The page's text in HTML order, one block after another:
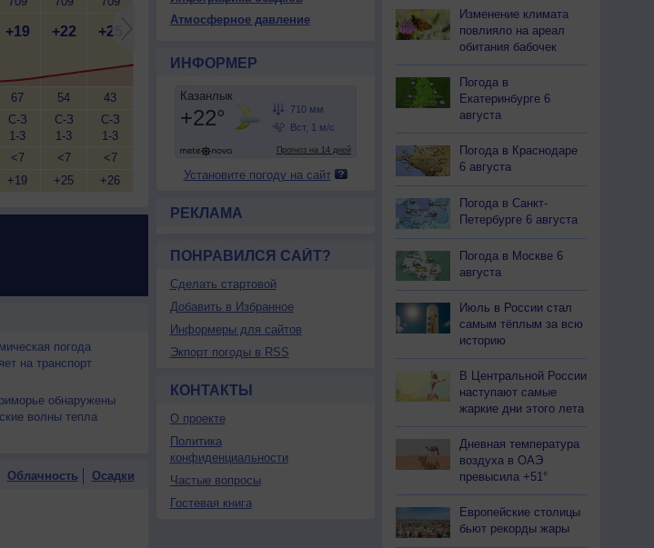
+19
67
С-З
1-3
<7
+19
+22
54
С-З
1-3
<7
+25
+25
43
С-З
1-3
<7
+26
+30
28
С-В
<7
+29
+31
С-В
+29
<7
+30
<7
+31
+32
+30
+31
22
<7
+30
+31
23
С
<7
+29
27
<7
+29
<7
погода
на транспорт
обнаружены
волны тепла
Облачность Осадки
Атмосферное давление
ИНФОРМЕР
Установите погоду на сайт
РЕКЛАМА
ПОНРАВИЛСЯ САЙТ?
Сделать стартовой
Добавить в Избранное
Информеры для сайтов
Экпорт погоды в RSS
КОНТАКТЫ
О проекте
Политика
конфиденциальности
Частые вопросы
Гостевая книга
Изменение климата
повлияло на ареал
обитания бабочек
Погода в
Екатеринбурге 6
августа
Погода в Краснодаре
6 августа
Погода в Санкт-
Петербурге 6 августа
Погода в Москве 6
августа
Июль в России стал
самым тёплым за всю
историю
В Центральной России
наступают самые
жаркие дни этого лета
Дневная температура
воздуха в ОАЭ
превысила +51°
Европейские столицы
бьют рекорды жары